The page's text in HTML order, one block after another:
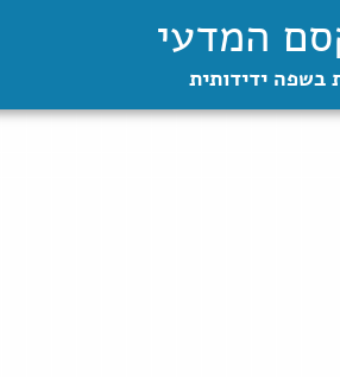
המדעי
בשפה ידידותית